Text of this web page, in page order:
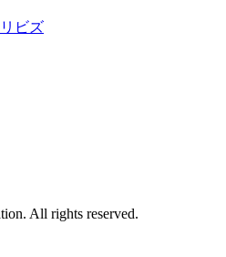
ビズ
All rights reserved.